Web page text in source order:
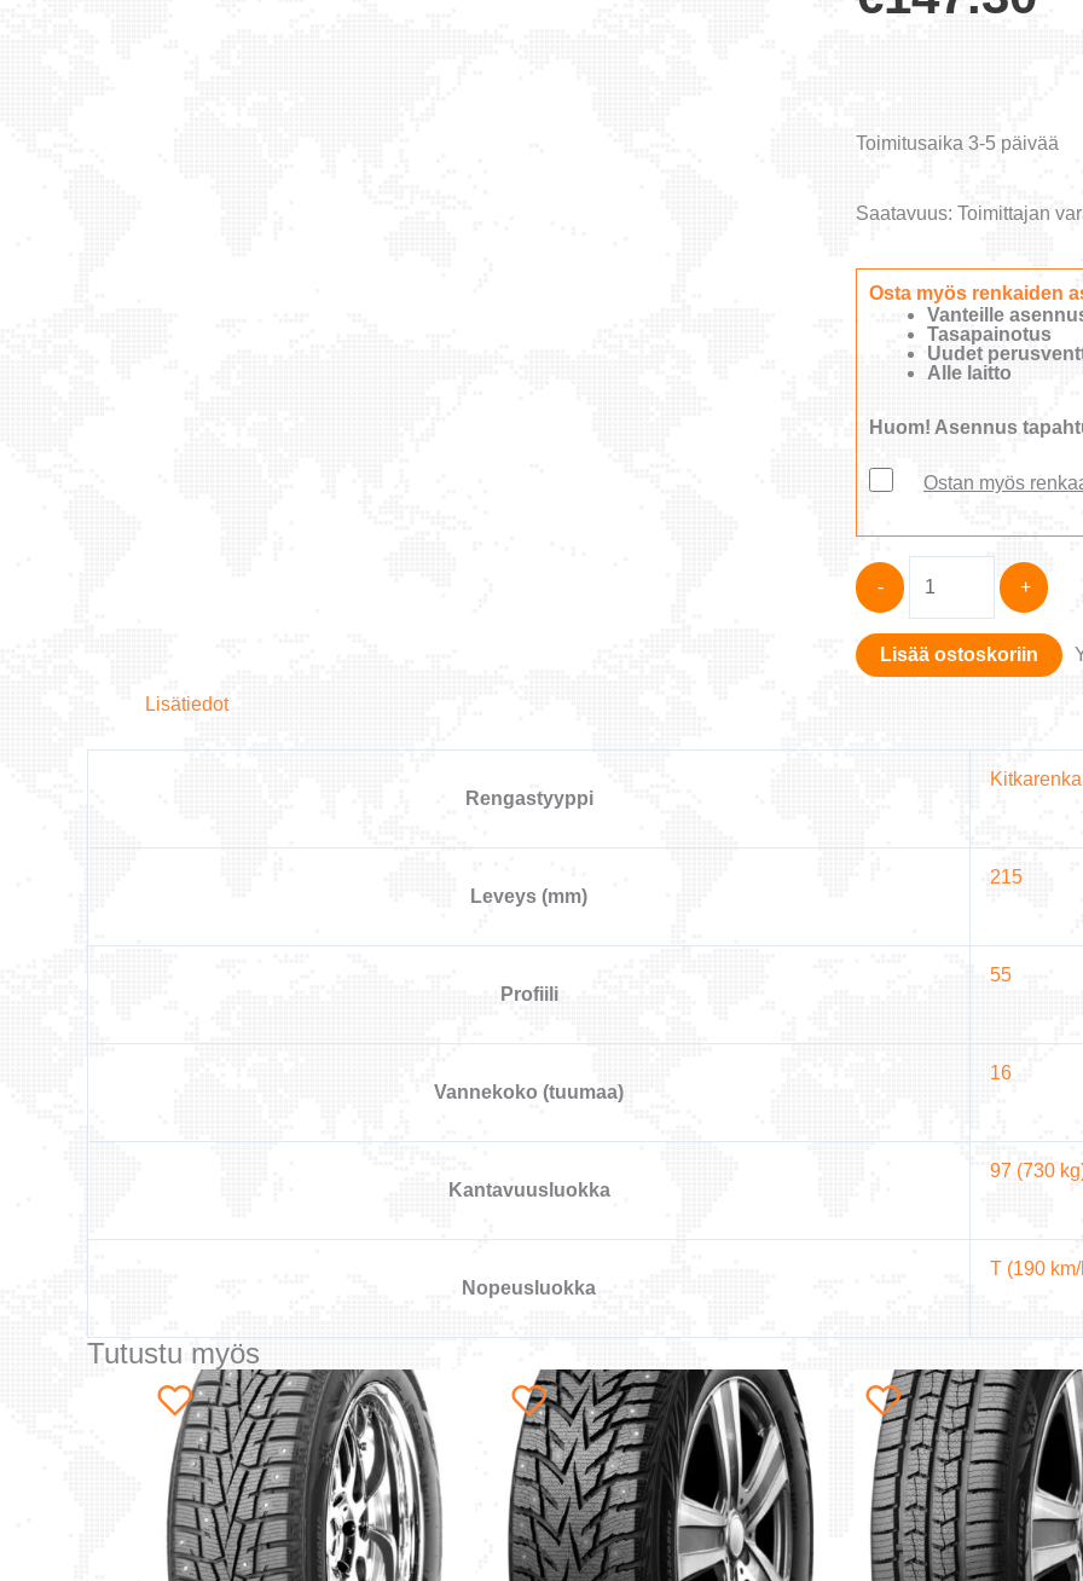
Toimitusaika 3-5 päivää
Saatavuus: Toimittajan
Osta myös renkaiden
Vanteille
Tasapainotus
Uudet
Alle laitto
Huom! Asennus
Ostan myös
-
215/55R16
WINTERPEAK
F-
määrä
+
Lisää ostoskoriin
Lisätiedot
Rengastyyppi
Leveys (mm)
215
Profiili
55
Vannekoko (tuumaa)
16
Kantavuusluokka
97 (730
Nopeusluokka
T (190
Tutustu myös